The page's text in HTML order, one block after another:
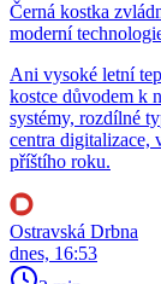
Černá kostka
moderní
Ani vysoké letní
kostce důvodem k
systémy, rozdílné
centra digitalizace,
příštího roku.
Ostravská Drbna
dnes, 16:53